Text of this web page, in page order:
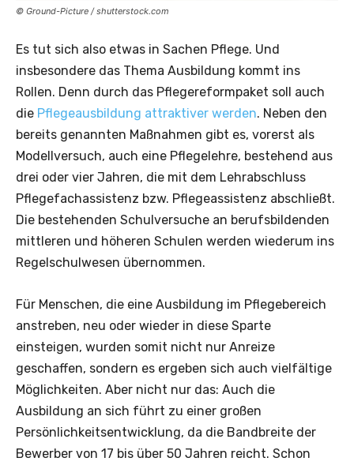
© Ground-Picture / shutterstock.com
Es tut sich also etwas in Sachen Pflege. Und
insbesondere das Thema Ausbildung kommt ins
Rollen. Denn durch das Pflegereformpaket soll auch
die Pflegeausbildung attraktiver werden. Neben den
bereits genannten Maßnahmen gibt es, vorerst als
Modellversuch, auch eine Pflegelehre, bestehend aus
drei oder vier Jahren, die mit dem Lehrabschluss
Pflegefachassistenz bzw. Pflegeassistenz abschließt.
Die bestehenden Schulversuche an berufsbildenden
mittleren und höheren Schulen werden wiederum ins
Regelschulwesen übernommen.
Für Menschen, die eine Ausbildung im Pflegebereich
anstreben, neu oder wieder in diese Sparte
einsteigen, wurden somit nicht nur Anreize
geschaffen, sondern es ergeben sich auch vielfältige
Möglichkeiten. Aber nicht nur das: Auch die
Ausbildung an sich führt zu einer großen
Persönlichkeitsentwicklung, da die Bandbreite der
Bewerber von 17 bis über 50 Jahren reicht. Schon